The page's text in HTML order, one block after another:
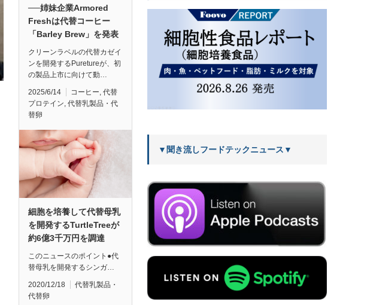
──姉妹企業Armored
Freshは代替コーヒー
「Barley Brew」を発表
クリーンラベルの代替カゼイ
ンを開発するPuretureが、初
の製品上市に向けて動…
2025/6/14 コーヒー, 代替
プロテイン, 代替乳製品・代
替卵
細胞を培養して代替母乳
を開発するTurtleTreeが
約6億3千万円を調達
このニュースのポイント●代
替母乳を開発するシンガ…
2020/12/18
代替乳製品・
代替卵
▼聞き流しフードテックニュース▼